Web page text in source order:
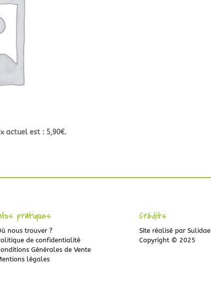
actuel est : 5,90€.
pratiques
nous trouver ?
de confidentialité
Générales de Vente
légales
Crédits
Site réalisé par Sulidae
Copyright © 2025